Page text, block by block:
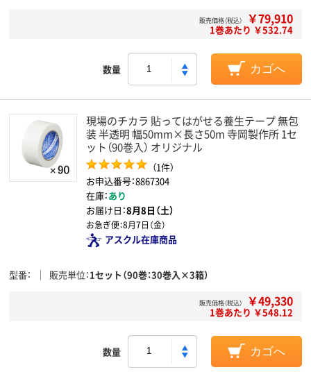
販売価格（税込） ￥79,910
1巻あたり ￥532.74
数量 カゴへ
現場のチカラ 貼ってはがせる養生テープ 無包
装 半透明 幅50mm×長さ50m 寺岡製作所 1セ
ット（90巻入） オリジナル
（1件）
お申込番号：8867304
在庫：あり
お届け日：8月8日（土）
お急ぎ便：8月7日（金）
アスクル在庫商品
型番 販売単位 1セット（90巻：30巻入×3箱）
販売価格（税込） ￥49,330
1巻あたり ￥548.12
数量 カゴへ